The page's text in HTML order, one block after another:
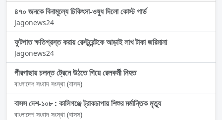
৪৭০ জনকে বিনামূল্যে চিকিৎসা-ওষুধ দিলো কোস্ট গার্ড
Jagonews24
ফুটপাত ক্ষতিগ্রস্ত করায় রেস্টুরেন্টকে আড়াই লাখ টাকা জরিমানা
Jagonews24
পীরগাছায় চলন্ত ট্রেনে উঠতে গিয়ে রেলকর্মী নিহত
বাংলাদেশ সংবাদ সংস্থা (বাসস)
বাসস দেশ-১০৮ : কালিগঞ্জে ট্রাকচাপায় শিশুর মর্মান্তিক মৃত্যু
বাংলাদেশ সংবাদ সংস্থা (বাসস)